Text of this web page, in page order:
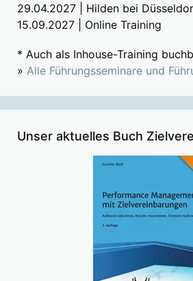
29.04.2027 | Hilden bei
15.09.2027 | Online Training
* Auch als Inhouse-Training
» Alle Führungsseminare und
Unser aktuelles Buch